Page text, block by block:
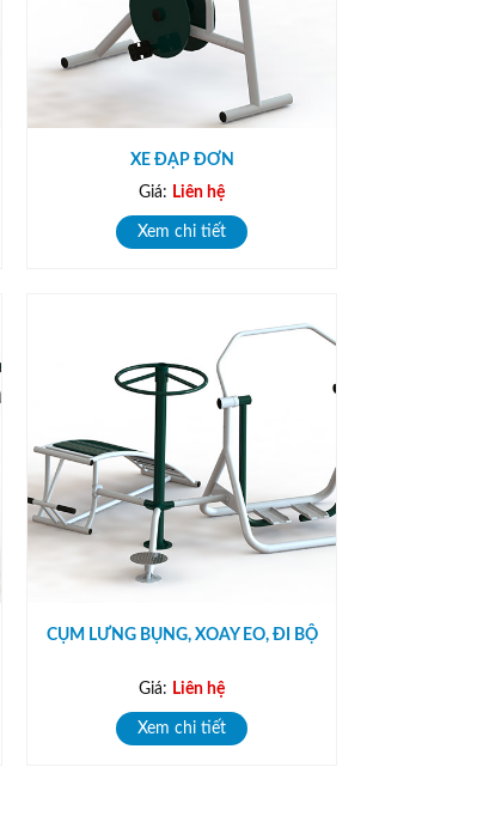
XE ĐẠP ĐƠN
Giá: Liên hệ
Xem chi tiết
CỤM LƯNG BỤNG, XOAY EO, ĐI BỘ
Giá: Liên hệ
Xem chi tiết